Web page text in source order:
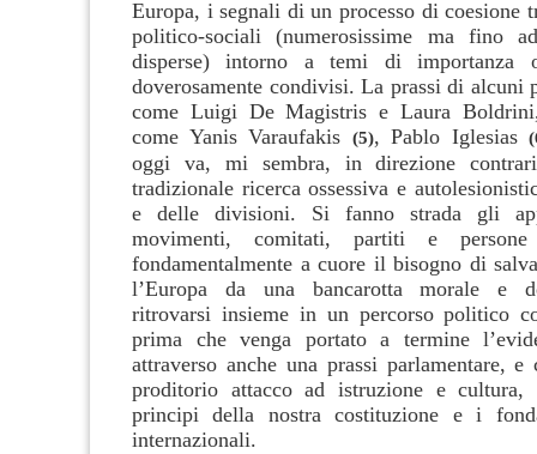
Europa, i segnali di un processo di coesione
politico-sociali (numerosissime ma fino
disperse) intorno a temi di importanza
doverosamente condivisi. La prassi di
come Luigi De Magistris e Laura
come Yanis Varaufakis
(5), Pablo Iglesias
oggi va, mi sembra, in direzione
tradizionale ricerca ossessiva e
e delle divisioni. Si fanno strada gli
movimenti, comitati, partiti e
fondamentalmente a cuore il bisogno di
l’Europa da una bancarotta morale e
ritrovarsi insieme in un percorso politico
prima che venga portato a termine
attraverso anche una prassi parlamentare,
proditorio attacco ad istruzione e
principi della nostra costituzione e i
internazionali.